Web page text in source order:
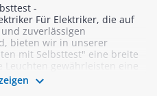
-
Für Elektriker, die auf
zuverlässigen
bieten wir in unserer
mit Selbsttest" eine breite
gewährleisten eine
und gewährleisten somit
Situationen. Die
